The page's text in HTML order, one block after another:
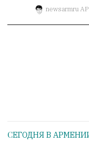
Гостей:
материалы
для
newsarmru
СЕГОДНЯ В